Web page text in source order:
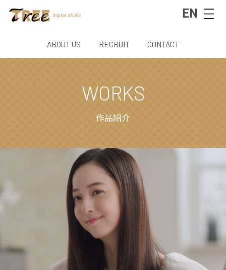
EN
ABOUT US RECRUIT CONTACT
WORKS
作品紹介